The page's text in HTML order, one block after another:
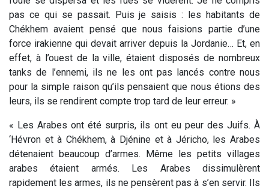
pas ce qui se passait. Puis je saisis : les habitants de
Chékhem avaient pensé que nous faisions partie d’une
force irakienne qui devait arriver depuis la Jordanie… Et, en
effet, à l’ouest de la ville, étaient disposés de nombreux
tanks de l’ennemi, ils ne les ont pas lancés contre nous
pour la simple raison qu’ils pensaient que nous étions des
leurs, ils se rendirent compte trop tard de leur erreur. »
« Les Arabes ont été surpris, ils ont eu peur des Juifs. À
‘Hévron et à Chékhem, à Djénine et à Jéricho, les Arabes
détenaient beaucoup d’armes. Même les petits villages
arabes étaient armés. Les Arabes dissimulèrent
rapidement les armes, ils ne pensèrent pas à s’en servir. Ils